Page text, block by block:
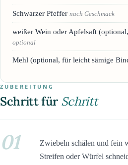
Schwarzer Pfeffer nach Geschmack
weißer Wein oder Apfelsaft
optional
Mehl (optional, für leicht sämige
ZUBEREITUNG
Schritt für Schritt
01
Zwiebeln schälen und fein
Streifen oder Würfel